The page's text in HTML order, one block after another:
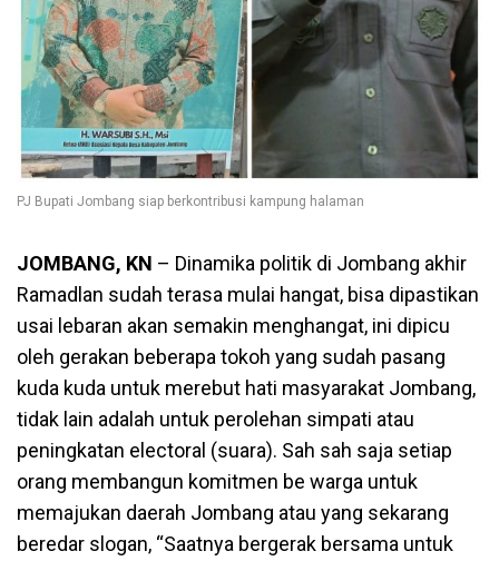
PJ Bupati Jombang siap berkontribusi kampung halaman
JOMBANG, KN – Dinamika politik di Jombang akhir
Ramadlan sudah terasa mulai hangat, bisa dipastikan
usai lebaran akan semakin menghangat, ini dipicu
oleh gerakan beberapa tokoh yang sudah pasang
kuda kuda untuk merebut hati masyarakat Jombang,
tidak lain adalah untuk perolehan simpati atau
peningkatan electoral (suara). Sah sah saja setiap
orang membangun komitmen be warga untuk
memajukan daerah Jombang atau yang sekarang
beredar slogan, “Saatnya bergerak bersama untuk